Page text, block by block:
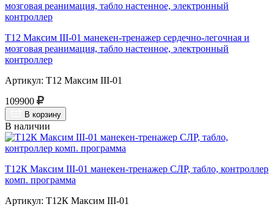
Т12 Максим III-01 манекен-тренажер сердечно-легочная и
мозговая реанимация, табло настенное, электронный
контроллер
Артикул: Т12 Максим III-01
109900
В корзину
В наличии
Т12К Максим III-01 манекен-тренажер СЛР, табло, контроллер
комп. программа
Артикул: Т12К Максим III-01